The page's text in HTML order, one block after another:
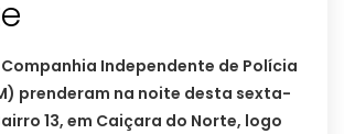
Independente de Polícia
prenderam na noite desta sexta-
13, em Caiçara do Norte, logo